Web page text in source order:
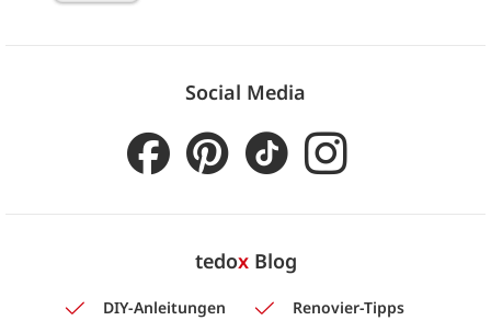
Social Media
tedoxBlog
DIY-Anleitungen
Renovier-Tipps